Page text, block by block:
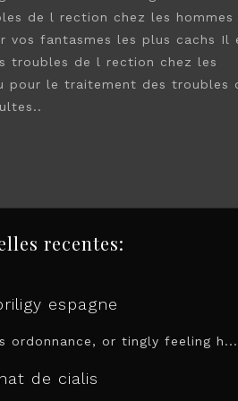
de l rection chez les hommes
vos fantasmes les plus cachs Il
troubles de l rection chez les
pour le traitement des troubles
recentes:
espagne
ordonnance, or tingly feeling h...
de cialis